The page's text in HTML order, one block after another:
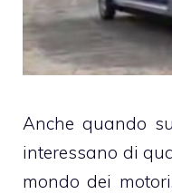
Anche quando
interessano di
mondo dei